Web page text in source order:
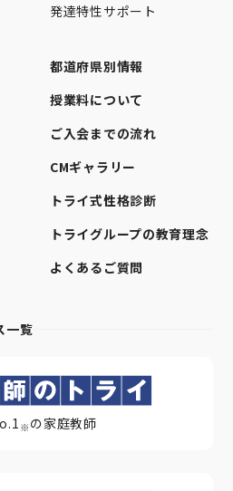
発達特性サポート
都道府県別情報
授業料について
ご入会までの流れ
CMギャラリー
トライ式性格診断
トライグループの教育理念
よくあるご質問
一覧
※ の家庭教師